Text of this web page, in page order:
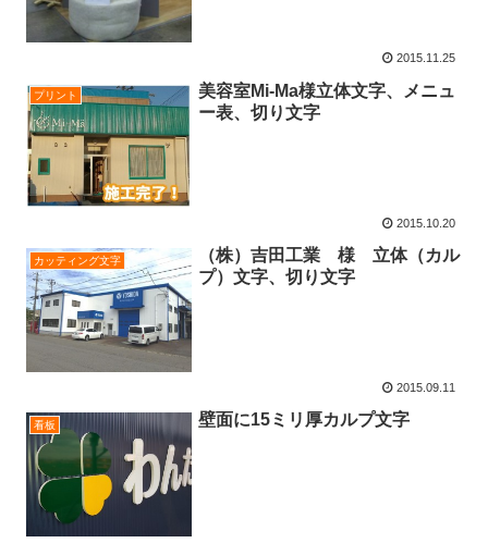
2015.11.25
プリント
美容室Mi-Ma様立体文字、メニュ
ー表、切り文字
2015.10.20
カッティング文字
（株）吉田工業 様 立体（カル
プ）文字、切り文字
2015.09.11
看板 壁面に15ミリ厚カルプ文字